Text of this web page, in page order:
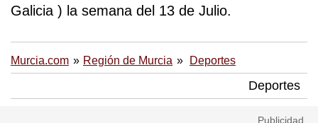
Galicia ) la semana del 13 de Julio.
Murcia.com Región de Murcia Deportes
Deportes